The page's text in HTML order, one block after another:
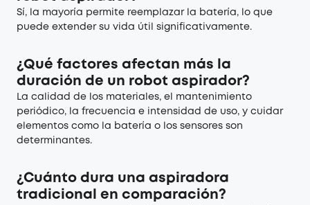
Sí, la mayoría permite reemplazar la batería, lo que
puede extender su vida útil significativamente.
¿Qué factores afectan más la
duración de un robot aspirador?
La calidad de los materiales, el mantenimiento
periódico, la frecuencia e intensidad de uso, y cuidar
elementos como la batería o los sensores son
determinantes.
¿Cuánto dura una aspiradora
tradicional en comparación?